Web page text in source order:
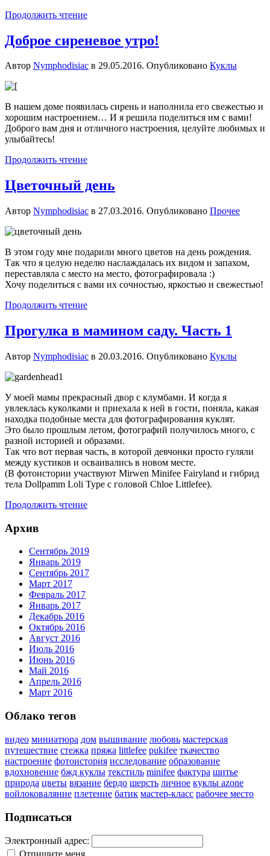
Продолжить чтение
Доброе сиреневое утро!
Автор Nymphodisiac в 29.05.2016. Опубликовано Куклы
В нашем доме появилась сирень и наполнила его свежестью и
хорошим настроением… И я решила поделиться им с вами!
Доброго вам дня и отличного настроения, целуйте любимых и
улыбайтесь!
Продолжить чтение
Цветочный день
Автор Nymphodisiac в 27.03.2016. Опубликовано Прочее
В этом году мне подарили много цветов на день рождения.
Так что я целую неделю наслаждалась их видом и запахом,
переставляла с место на место, фотографировала :)
Хочу поделиться с вами их сочностью, яркостью и свежестью!
Продолжить чтение
Прогулка в мамином саду. Часть 1
Автор Nymphodisiac в 20.03.2016. Опубликовано Куклы
У моей мамы прекрасный двор с клумбами. И когда я
увлеклась куколками и приехала к ней в гости, поняла, какая
находка подобные места для фотографирования куклят.
Это было прошлым летом, фотографий получилось много, с
разной историей и образами.
Так что вот первая часть, в которой девчонки просто гуляли
между кустиков и осваивались в новом месте.
(В фотоистории участвуют Mirwen Minifee Fairyland и гибрид
тела Dollpamm Loli Type с головой Chloe Littlefee).
Продолжить чтение
Архив
Сентябрь 2019
Январь 2019
Сентябрь 2017
Март 2017
Февраль 2017
Январь 2017
Декабрь 2016
Октябрь 2016
Август 2016
Июль 2016
Июнь 2016
Май 2016
Апрель 2016
Март 2016
Облако тегов
видео миниатюра дом вышивание любовь мастерская
путешествие стежка пряжа littlefee pukifee ткачество
настроение фотоистория исследование образование
вдохновение бжд куклы текстиль minifee фактура шитье
природа цветы вязание бердо шерсть личное куклы azone
войлоковаляние плетение батик мастер-класс рабочее место
Подписаться
Электронный адрес: